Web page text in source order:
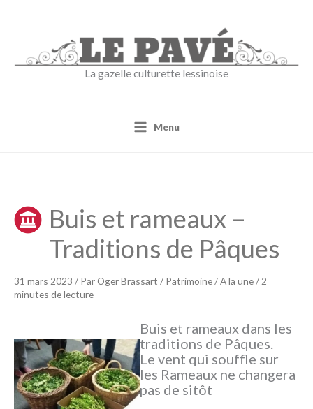
La gazelle culturette lessinoise
Menu
Buis et rameaux –
Traditions de Pâques
31 mars 2023 / ParOger Brassart / Patrimoine/A la une/2
minutes de lecture
Buis et rameaux dans les
traditions de Pâques.
Le vent qui souffle sur
les Rameaux ne changera
pas de sitôt